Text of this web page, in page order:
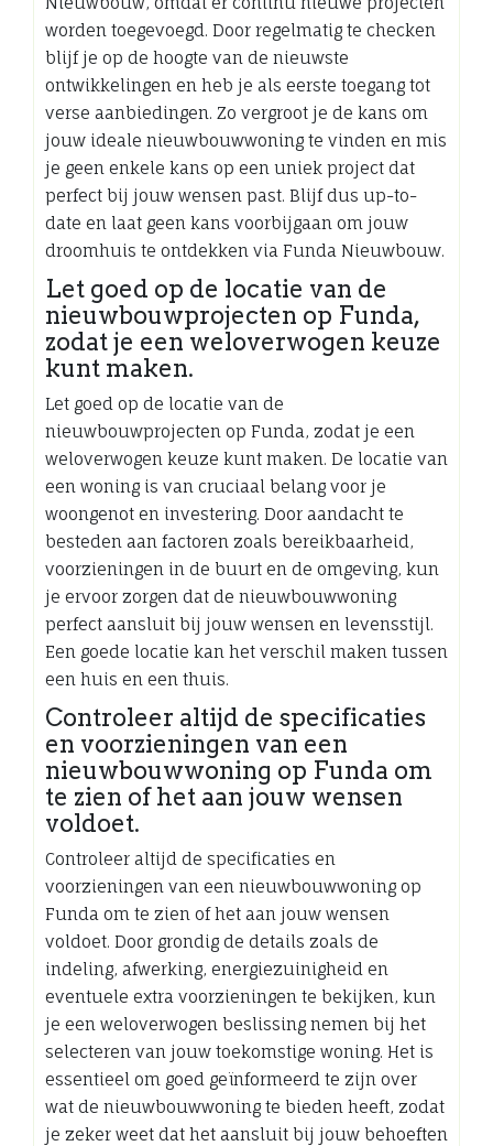
worden toegevoegd. Door regelmatig te checken
blijf je op de hoogte van de nieuwste
ontwikkelingen en heb je als eerste toegang tot
verse aanbiedingen. Zo vergroot je de kans om
jouw ideale nieuwbouwwoning te vinden en mis
je geen enkele kans op een uniek project dat
perfect bij jouw wensen past. Blijf dus up-to-
date en laat geen kans voorbijgaan om jouw
droomhuis te ontdekken via Funda Nieuwbouw.
Let goed op de locatie van de
nieuwbouwprojecten op Funda,
zodat je een weloverwogen keuze
kunt maken.
Let goed op de locatie van de
nieuwbouwprojecten op Funda, zodat je een
weloverwogen keuze kunt maken. De locatie van
een woning is van cruciaal belang voor je
woongenot en investering. Door aandacht te
besteden aan factoren zoals bereikbaarheid,
voorzieningen in de buurt en de omgeving, kun
je ervoor zorgen dat de nieuwbouwwoning
perfect aansluit bij jouw wensen en levensstijl.
Een goede locatie kan het verschil maken tussen
een huis en een thuis.
Controleer altijd de specificaties
en voorzieningen van een
nieuwbouwwoning op Funda om
te zien of het aan jouw wensen
voldoet.
Controleer altijd de specificaties en
voorzieningen van een nieuwbouwwoning op
Funda om te zien of het aan jouw wensen
voldoet. Door grondig de details zoals de
indeling, afwerking, energiezuinigheid en
eventuele extra voorzieningen te bekijken, kun
je een weloverwogen beslissing nemen bij het
selecteren van jouw toekomstige woning. Het is
essentieel om goed geïnformeerd te zijn over
wat de nieuwbouwwoning te bieden heeft, zodat
je zeker weet dat het aansluit bij jouw behoeften